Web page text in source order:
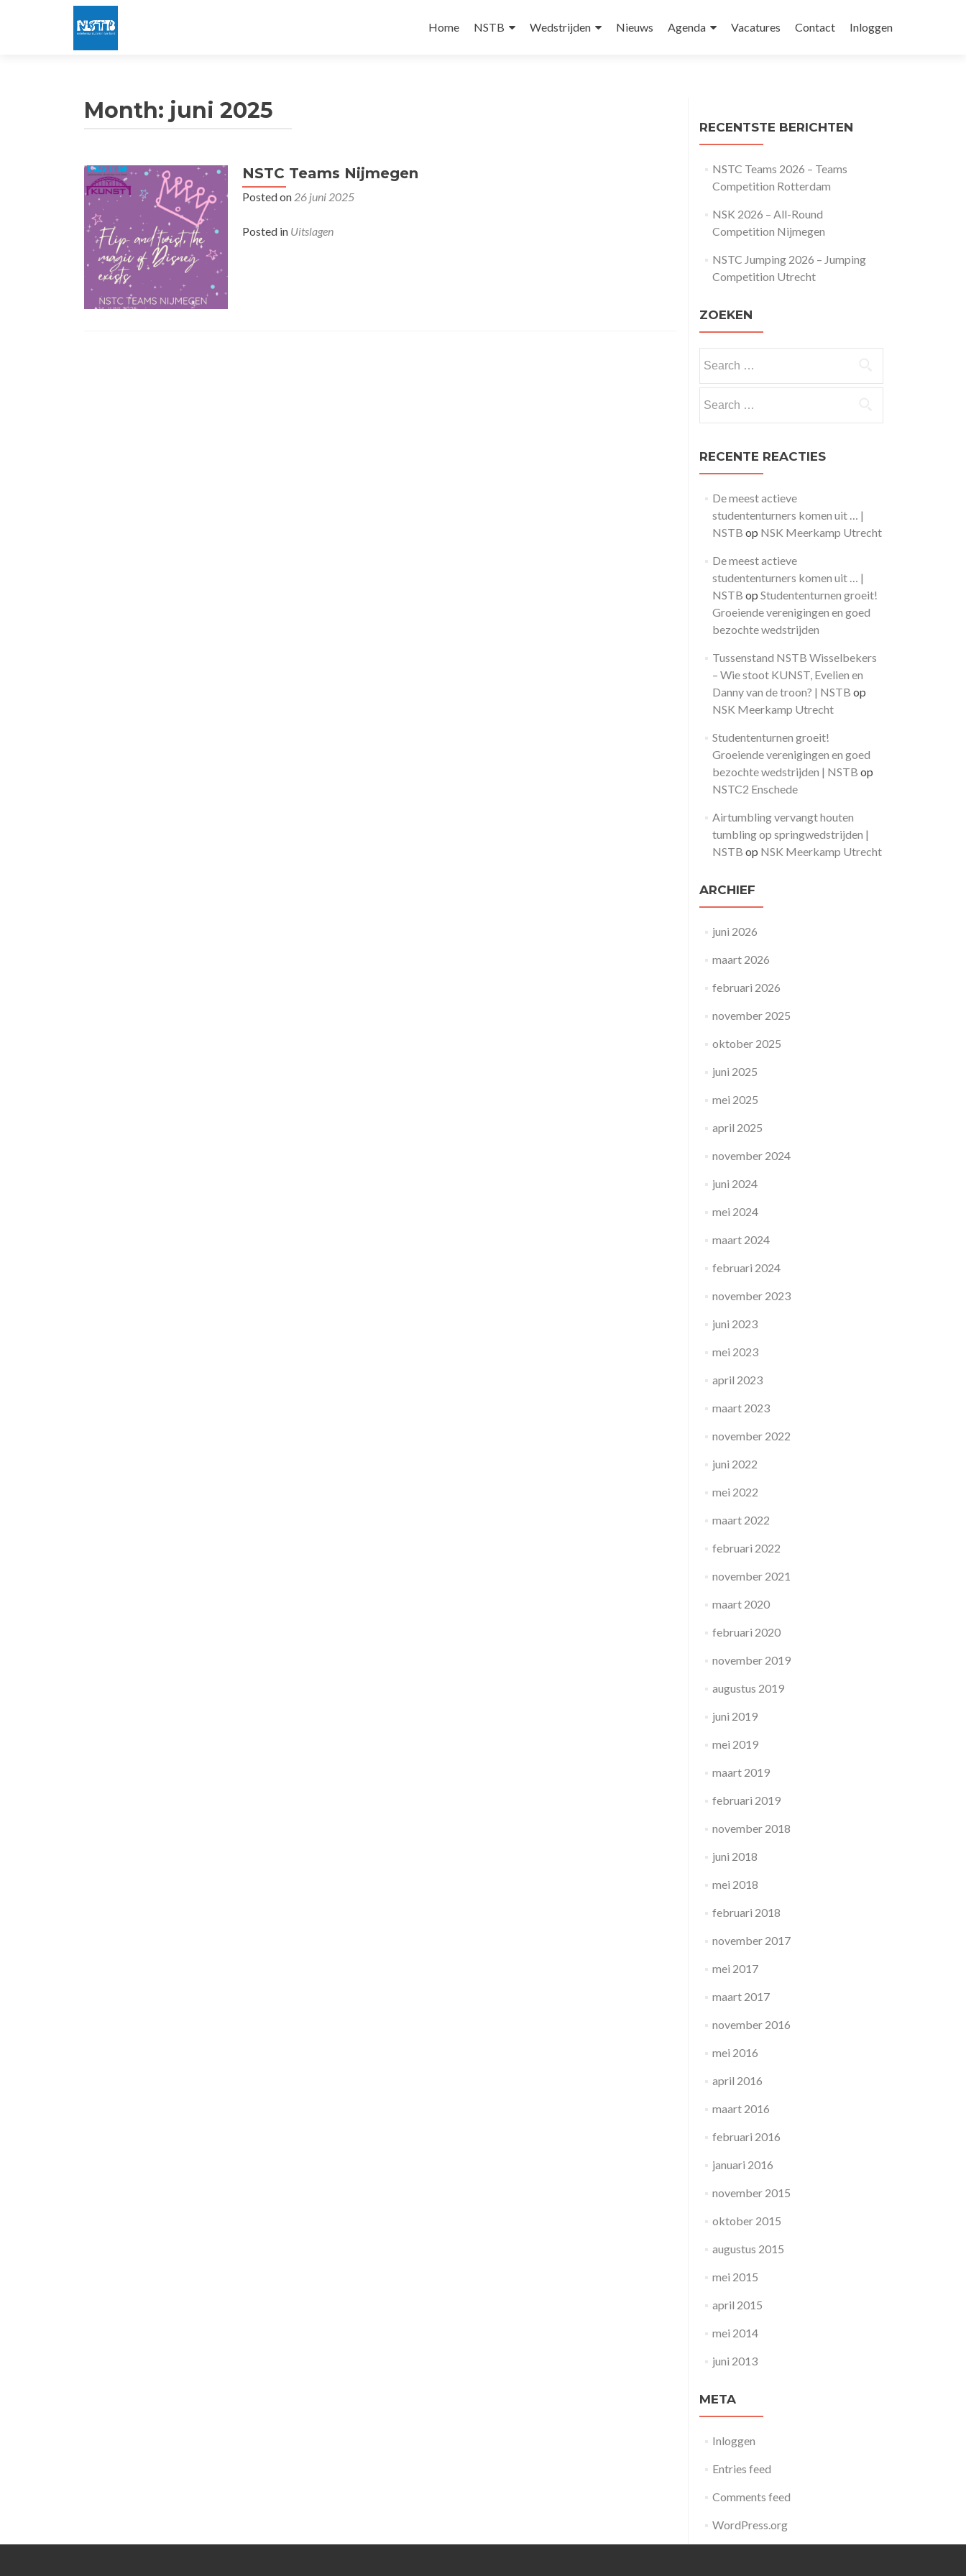
to
Home NSTB Wedstrijden Nieuws Agenda Vacatures Contact Inloggen
Month: juni 2025
NSTC Teams Nijmegen
Posted on 26 juni 2025
Posted in Uitslagen
RECENTSTE BERICHTEN
NSTC Teams 2026 – Teams
Competition Rotterdam
NSK 2026 – All-Round
Competition Nijmegen
NSTC Jumping 2026 – Jumping
Competition Utrecht
ZOEKEN
for:
for:
RECENTE REACTIES
De meest actieve
studententurners komen uit … |
NSTB op NSK Meerkamp Utrecht
De meest actieve
studententurners komen uit … |
NSTB op Studententurnen groeit!
Groeiende verenigingen en goed
bezochte wedstrijden
Tussenstand NSTB Wisselbekers
– Wie stoot KUNST, Evelien en
Danny van de troon? | NSTB op
NSK Meerkamp Utrecht
Studententurnen groeit!
Groeiende verenigingen en goed
bezochte wedstrijden | NSTB op
NSTC2 Enschede
Airtumbling vervangt houten
tumbling op springwedstrijden |
NSTB op NSK Meerkamp Utrecht
ARCHIEF
juni 2026
maart 2026
februari 2026
november 2025
oktober 2025
juni 2025
mei 2025
april 2025
november 2024
juni 2024
mei 2024
maart 2024
februari 2024
november 2023
juni 2023
mei 2023
april 2023
maart 2023
november 2022
juni 2022
mei 2022
maart 2022
februari 2022
november 2021
maart 2020
februari 2020
november 2019
augustus 2019
juni 2019
mei 2019
maart 2019
februari 2019
november 2018
juni 2018
mei 2018
februari 2018
november 2017
mei 2017
maart 2017
november 2016
mei 2016
april 2016
maart 2016
februari 2016
januari 2016
november 2015
oktober 2015
augustus 2015
mei 2015
april 2015
mei 2014
juni 2013
META
Inloggen
Entries feed
Comments feed
WordPress.org